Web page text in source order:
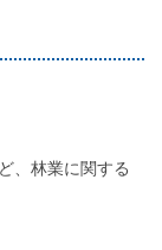
、林業に関する